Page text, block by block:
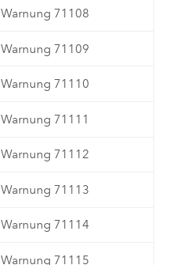
71108
71109
71110
71111
71112
71113
71114
71115